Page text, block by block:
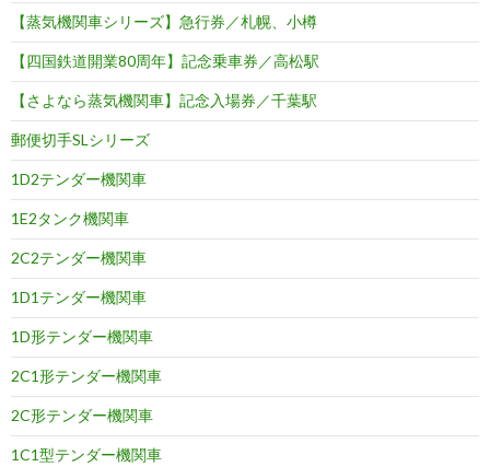
【蒸気機関車シリーズ】急行券／札幌、小樽
【四国鉄道開業80周年】記念乗車券／高松駅
【さよなら蒸気機関車】記念入場券／千葉駅
郵便切手SLシリーズ
1D2テンダー機関車
1E2タンク機関車
2C2テンダー機関車
1D1テンダー機関車
1D形テンダー機関車
2C1形テンダー機関車
2C形テンダー機関車
1C1型テンダー機関車